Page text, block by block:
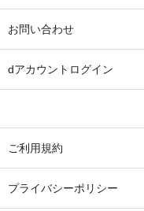
お問い合わせ
dアカウントログイン
ご利用規約
プライバシーポリシー